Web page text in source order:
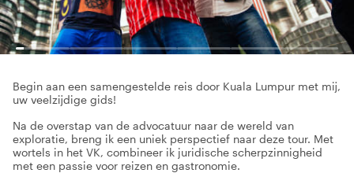
Begin aan een samengestelde reis door Kuala Lumpur met mij,
uw veelzijdige gids!
Na de overstap van de advocatuur naar de wereld van
exploratie, breng ik een uniek perspectief naar deze tour. Met
wortels in het VK, combineer ik juridische scherpzinnigheid
met een passie voor reizen en gastronomie.